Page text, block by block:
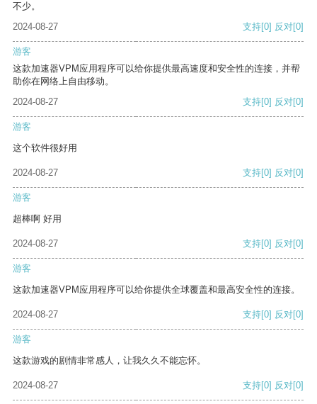
不少。
2024-08-27
支持[0] 反对[0]
游客
这款加速器VPM应用程序可以给你提供最高速度和安全性的连接，并帮
助你在网络上自由移动。
2024-08-27
支持[0] 反对[0]
游客
这个软件很好用
2024-08-27 支持[0] 反对[0]
游客
超棒啊 好用
2024-08-27 支持[0] 反对[0]
游客
这款加速器VPM应用程序可以给你提供全球覆盖和最高安全性的连接。
2024-08-27 支持[0] 反对[0]
游客
这款游戏的剧情非常感人，让我久久不能忘怀。
2024-08-27 支持[0] 反对[0]